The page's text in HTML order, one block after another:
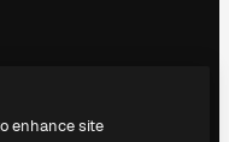
enhance site